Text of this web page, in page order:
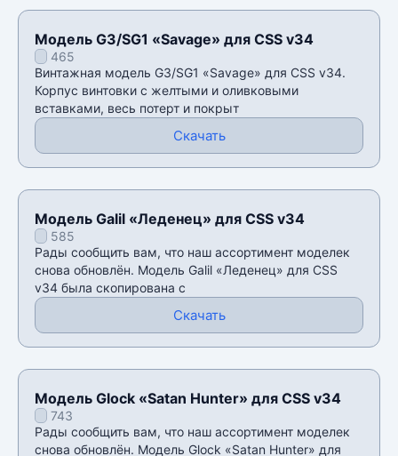
Модель G3/SG1 «Savage» для CSS v34
465
Винтажная модель G3/SG1 «Savage» для CSS v34.
Корпус винтовки с желтыми и оливковыми
вставками, весь потерт и покрыт
Скачать
Модель Galil «Леденец» для CSS v34
585
Рады сообщить вам, что наш ассортимент моделек
снова обновлён. Модель Galil «Леденец» для CSS
v34 была скопирована с
Скачать
Модель Glock «Satan Hunter» для CSS v34
743
Рады сообщить вам, что наш ассортимент моделек
снова обновлён. Модель Glock «Satan Hunter» для